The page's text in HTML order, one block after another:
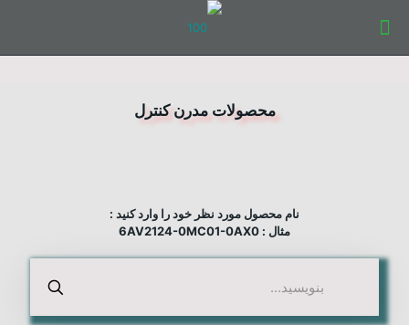
محصولات مدرن کنترل
نام محصول مورد نظر خود را وارد کنید :
مثال : 6AV2124-0MC01-0AX0